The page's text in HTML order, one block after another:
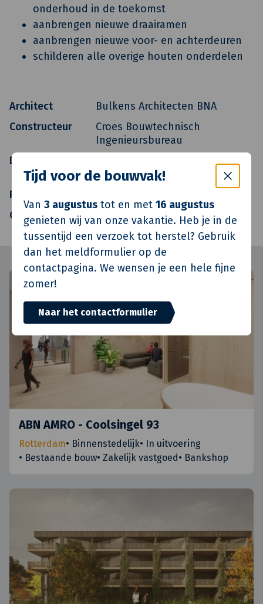
Tijd voor de bouwvak!
Van 3 augustus tot en met 16 augustus
genieten wij van onze vakantie. Heb je in de
tussentijd een verzoek tot herstel? Gebruik
dan het meldformulier op de
contactpagina. We wensen je een hele fijne
zomer!
Naar het contactformulier
onderhoud in de toekomst
aanbrengen nieuwe draairamen
aanbrengen nieuwe voor- en achterdeuren
schilderen alle overige houten onderdelen
Architect
Bulkens Architecten BNA
Constructeur
Croes Bouwtechnisch
Ingenieursbureau
Directievoerder
Wooncombinatie
Realisatie
Oplevering
Q3 2014
ABN AMRO - Coolsingel 93
Rotterdam• Binnenstedelijk• In uitvoering
• Bestaande bouw• Zakelijk vastgoed• Bankshop